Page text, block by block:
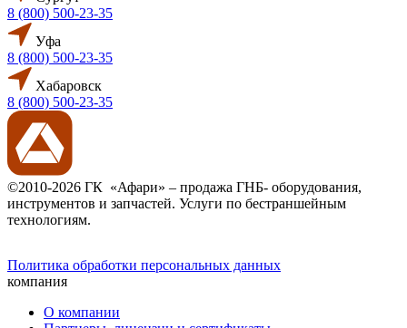
8 (800) 500-23-35
Уфа
8 (800) 500-23-35
Хабаровск
8 (800) 500-23-35
©2010-2026 ГК «Афари» – продажа ГНБ- оборудования,
инструментов и запчастей. Услуги по бестраншейным
технологиям.
Политика обработки персональных данных
компания
О компании